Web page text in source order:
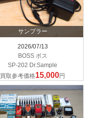
サンプラー
2026/07/13
BOSS ボス
SP-202 Dr.Sample
買取参考価格15,000円